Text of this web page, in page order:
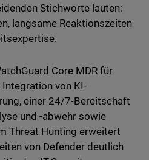
Stichworte lauten:
langsame Reaktionszeiten
Core MDR für
von KI-
einer 24/7-Bereitschaft
und -abwehr sowie
Threat Hunting erweitert
von Defender deutlich